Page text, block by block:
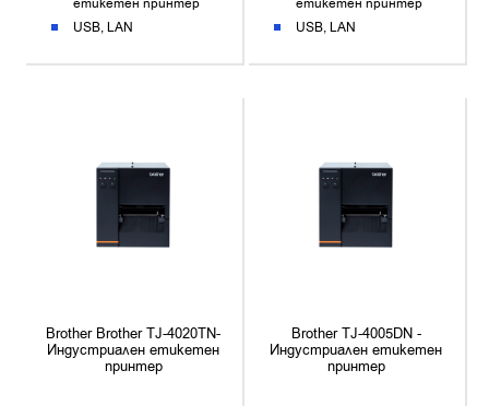
USB LAN
USB LAN
Brother Brother TJ-4020TN-
Индустриален етикетен
принтер
Brother TJ-4005DN -
Индустриален етикетен
принтер